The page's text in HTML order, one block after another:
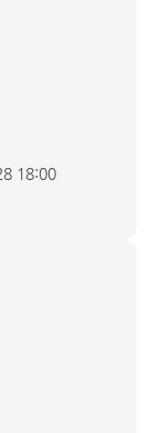
18:00